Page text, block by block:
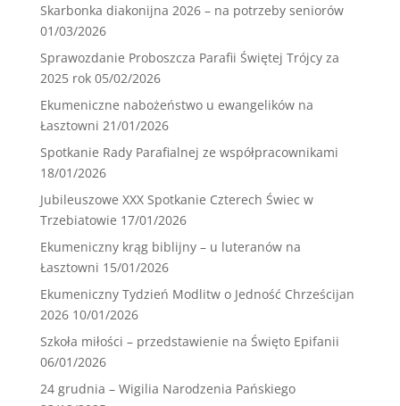
Skarbonka diakonijna 2026 – na potrzeby seniorów
01/03/2026
Sprawozdanie Proboszcza Parafii Świętej Trójcy za
2025 rok 05/02/2026
Ekumeniczne nabożeństwo u ewangelików na
Łasztowni 21/01/2026
Spotkanie Rady Parafialnej ze współpracownikami
18/01/2026
Jubileuszowe XXX Spotkanie Czterech Świec w
Trzebiatowie 17/01/2026
Ekumeniczny krąg biblijny – u luteranów na
Łasztowni 15/01/2026
Ekumeniczny Tydzień Modlitw o Jedność Chrześcijan
2026 10/01/2026
Szkoła miłości – przedstawienie na Święto Epifanii
06/01/2026
24 grudnia – Wigilia Narodzenia Pańskiego